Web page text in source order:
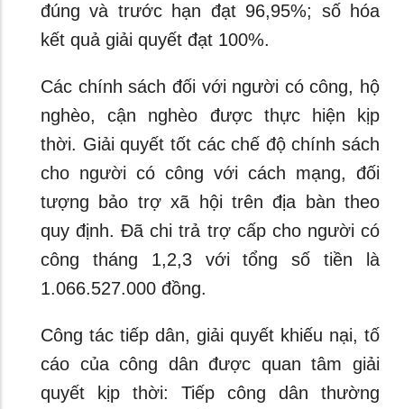
đúng và trước hạn đạt 96,95%; số hóa
kết quả giải quyết đạt 100%.
Các chính sách đối với người có công, hộ
nghèo, cận nghèo được thực hiện kịp
thời. Giải quyết tốt các chế độ chính sách
cho người có công với cách mạng, đối
tượng bảo trợ xã hội trên địa bàn theo
quy định. Đã chi trả trợ cấp cho người có
công tháng 1,2,3 với tổng số tiền là
1.066.527.000 đồng.
Công tác tiếp dân, giải quyết khiếu nại, tố
cáo của công dân được quan tâm giải
quyết kịp thời: Tiếp công dân thường